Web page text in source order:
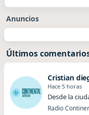
Anuncios
Últimos
Cristian
Hace 5 horas
Desde la
Radio